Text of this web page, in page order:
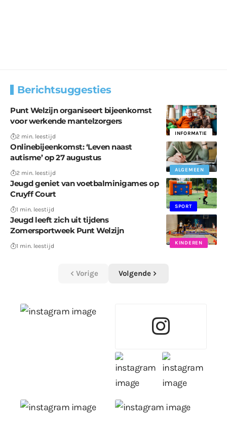
Berichtsuggesties
INFORMATIE
Punt Welzijn organiseert bijeenkomst
voor werkende mantelzorgers
2 min. leestijd
ALGEMEEN
Onlinebijeenkomst: ‘Leven naast
autisme’ op 27 augustus
2 min. leestijd
SPORT
Jeugd geniet van voetbalminigames op
Cruyff Court
1 min. leestijd
KINDEREN
Jeugd leeft zich uit tijdens
Zomersportweek Punt Welzijn
1 min. leestijd
Vorige Volgende